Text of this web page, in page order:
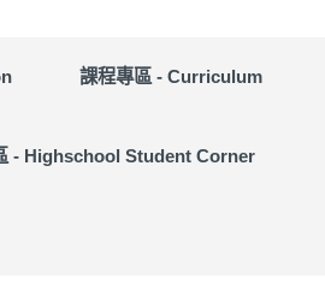
課程專區 - Curriculum
- Highschool Student Corner